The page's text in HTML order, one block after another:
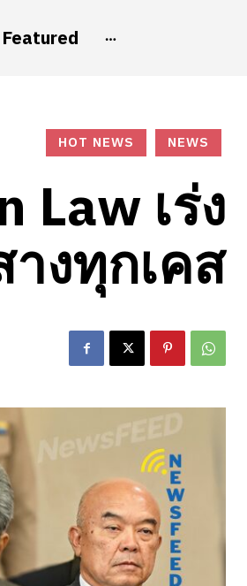
Featured
HOT NEWS NEWS
Law เร่ง
งทุกเคส